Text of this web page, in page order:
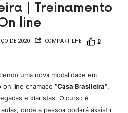
| Treinamento
line
DE 2020 COMPARTILHE 0
uma nova modalidade em
on line chamado “Casa Brasileira”,
e diaristas. O curso é
onde a pessoa poderá assistir